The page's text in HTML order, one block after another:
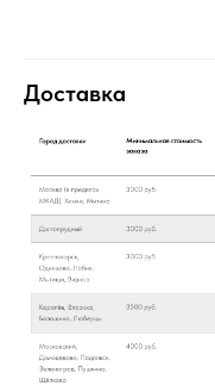
Доставка